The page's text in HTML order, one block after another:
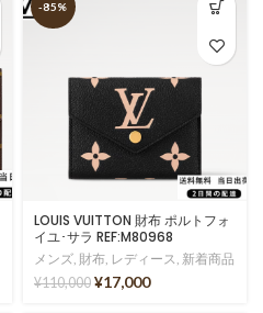
-85%
LOUIS VUITTON 財布 ポルトフォ
イユ･サラ REF:M80968
メンズ, 財布, レディース, 新着商品
¥110,000 ¥17,000